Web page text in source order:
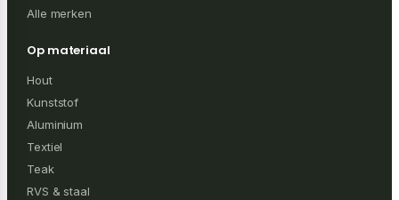
Alle merken
Op materiaal
Hout
Kunststof
Aluminium
Textiel
Teak
RVS & staal